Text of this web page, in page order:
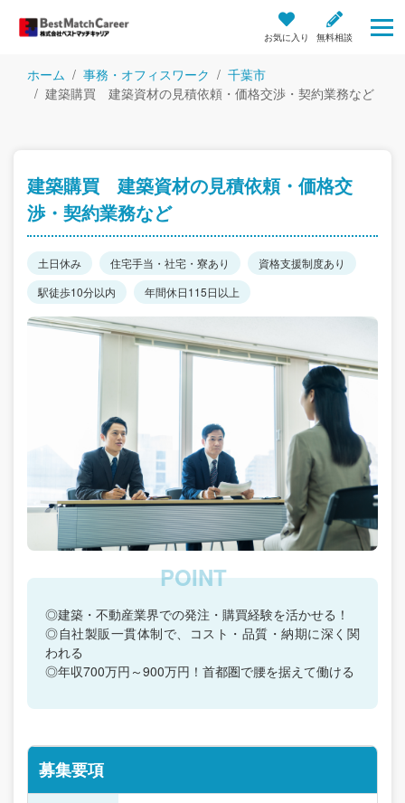
お気に入り 無料相談
ホーム 事務・オフィスワーク
千葉市
建築購買 建築資材の見積依頼・価格交渉・契約業務など
建築購買 建築資材の見積依頼・価格交
渉・契約業務など
土日休み 住宅手当・社宅・寮あり
資格支援制度あり
駅徒歩10分以内
年間休日115日以上
◎建築・不動産業界での発注・購買経験を活かせる！
◎自社製販一貫体制で、コスト・品質・納期に深く関
われる
◎年収700万円～900万円！首都圏で腰を据えて働ける
募集要項